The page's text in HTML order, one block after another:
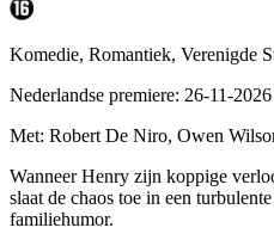
Komedie, Romantiek, Verenigde
Nederlandse premiere: 26-11-2026
Met: Robert De Niro, Owen
Wanneer Henry zijn koppige
slaat de chaos toe in een
familiehumor.